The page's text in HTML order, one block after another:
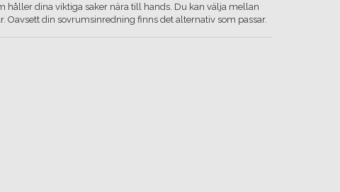
håller dina viktiga saker nära till hands. Du kan välja mellan
din sovrumsinredning finns det alternativ som passar.